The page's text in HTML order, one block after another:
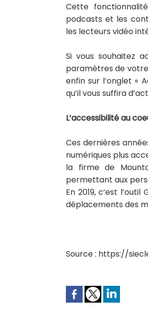
Cette
podcasts et les
les lecteurs vidéo
Si vous souhaitez
paramètres de votre
enfin sur l’onglet «
qu’il vous suffira
L’accessibilité au
Ces dernières
numériques plus
la firme de
permettant aux
En 2019, c’est
déplacements des
Source : https://